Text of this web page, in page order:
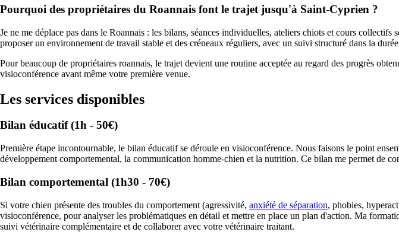
Pourquoi des propriétaires du Roannais font le trajet jusqu'à Saint-Cyprien ?
Je ne me déplace pas dans le Roannais : les bilans, séances individuelles, ateliers chiots et cours
proposer un environnement de travail stable et des créneaux réguliers, avec un suivi structuré dans la
Pour beaucoup de propriétaires roannais, le trajet devient une routine acceptée au regard des progrès
visioconférence avant même votre première venue.
Les services disponibles
Bilan éducatif (1h - 50€)
Première étape incontournable, le bilan éducatif se déroule en visioconférence. Nous faisons le point
développement comportemental, la communication homme-chien et la nutrition. Ce bilan me permet de
Bilan comportemental (1h30 - 70€)
Si votre chien présente des troubles du comportement (agressivité, anxiété de séparation, phobies,
visioconférence, pour analyser les problématiques en détail et mettre en place un plan d'action. Ma
suivi vétérinaire complémentaire et de collaborer avec votre vétérinaire traitant.